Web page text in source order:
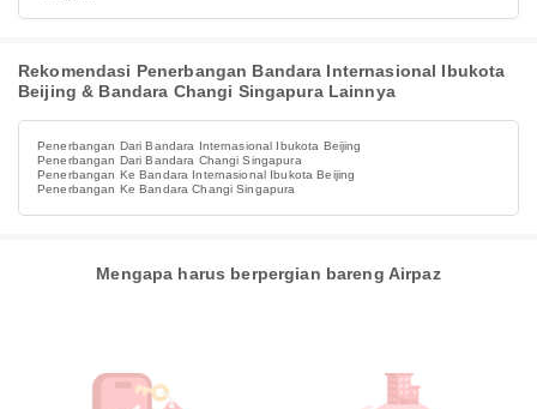
Rekomendasi Penerbangan Bandara Internasional Ibukota
Beijing & Bandara Changi Singapura Lainnya
Penerbangan Dari Bandara Internasional Ibukota Beijing
Penerbangan Dari Bandara Changi Singapura
Penerbangan Ke Bandara Internasional Ibukota Beijing
Penerbangan Ke Bandara Changi Singapura
Mengapa harus berpergian bareng Airpaz